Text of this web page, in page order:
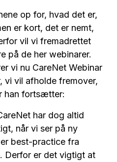
op for, hvad det er,
er kort, det er nemt,
vil vi fremadrettet
på de her webinarer.
vi nu CareNet Webinar
vi vil afholde fremover,
han fortsætter:
har dog altid
når vi ser på ny
best-practice fra
Derfor er det vigtigt at